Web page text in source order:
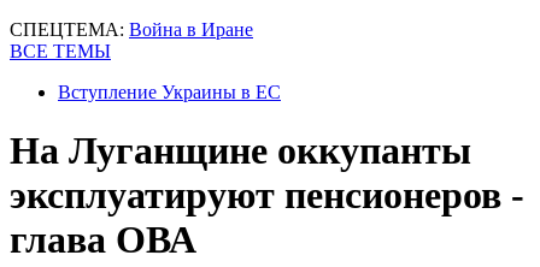
СПЕЦТЕМА: Война в Иране
ВСЕ ТЕМЫ
Вступление Украины в ЕС
На Луганщине оккупанты
эксплуатируют пенсионеров -
глава ОВА